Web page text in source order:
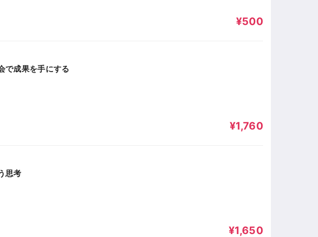
¥500
で成果を手にする
¥1,760
思考
¥1,650